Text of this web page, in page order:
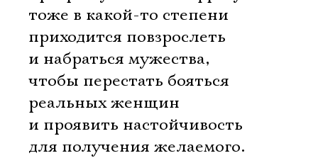
тоже в какой-то степени
приходится повзрослеть
и набраться мужества,
чтобы перестать бояться
реальных женщин
и проявить настойчивость
для получения желаемого.